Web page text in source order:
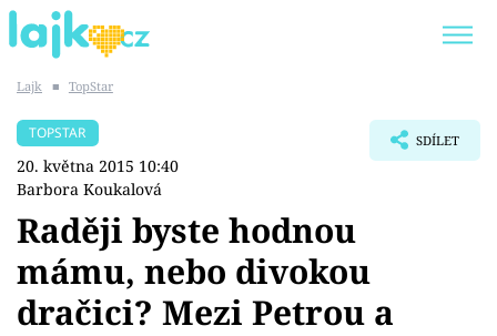
SHOPAHOLICADEL
Témata
Lajk ■ TopStar
TOPSTAR
20. května 2015 10:40
Barbora Koukalová
SDÍLET
Raději byste hodnou
mámu, nebo divokou
dračici? Mezi Petrou a